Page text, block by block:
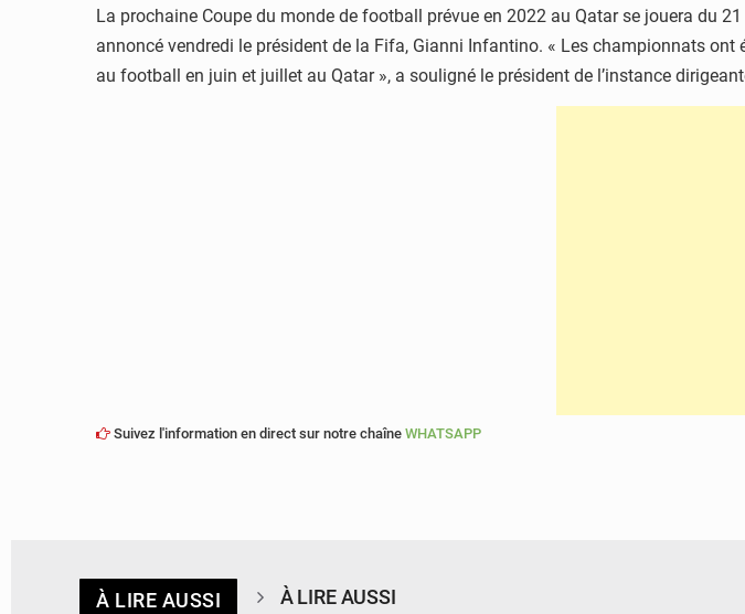
La prochaine Coupe du monde de football prévue en 2022 au Qatar se jouera du
annoncé vendredi le président de la Fifa, Gianni Infantino. « Les championnats
au football en juin et juillet au Qatar », a souligné le président de l’instance
Suivez l'information en direct sur notre chaîne WHATSAPP
À LIRE AUSSI À LIRE AUSSI